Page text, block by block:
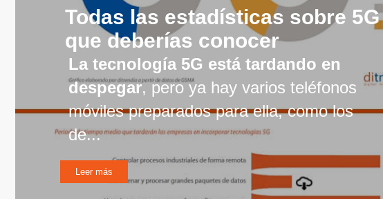
Todas las estadísticas sobre 5G
que deberías conocer
La tecnología 5G está tardando en
despegar, pero ya hay varios teléfonos
móviles preparados para ella, como los
de...
Leer más